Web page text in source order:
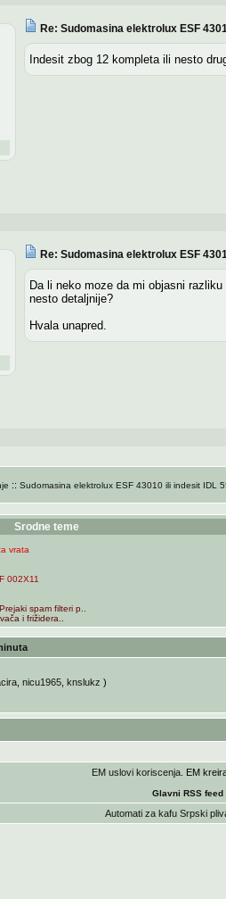
Re: Sudomasina elektrolux ESF
Indesit zbog 12 kompleta ili nesto
Re: Sudomasina elektrolux ESF
Da li neko moze da mi objasni
nesto detaljnije?
Hvala unapred.
:: Sudomasina elektrolux ESF 43010 ili indesit IDL
Srodne teme
vrata
002X11
spam filteri p..
i frižidera..
, nicu1965, knslukz )
EM uslovi koriscenja . EM
Glavni RSS feed
Automati za kafu Srpski